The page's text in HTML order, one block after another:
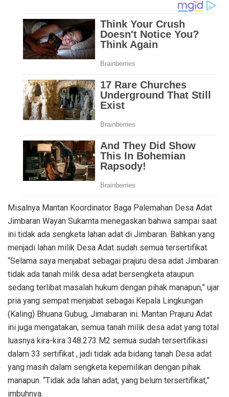
Misalnya Mantan Koordinator Baga Palemahan Desa Adat
Jimbaran Wayan Sukamta menegaskan bahwa sampai saat
ini tidak ada sengketa lahan adat di Jimbaran. Bahkan yang
menjadi lahan milik Desa Adat sudah semua tersertifikat.
“Selama saya menjabat sebagai prajuru desa adat Jimbaran
tidak ada tanah milik desa adat bersengketa ataupun
sedang terlibat masalah hukum dengan pihak manapun,” ujar
pria yang sempat menjabat sebagai Kepala Lingkungan
(Kaling) Bhuana Gubug, Jimabaran ini. Mantan Prajuru Adat
ini juga mengatakan, semua tanah milik desa adat yang total
luasnya kira-kira 348.273 M2 semua sudah tersertifikasi
dalam 33 sertifikat , jadi tidak ada bidang tanah Desa adat
yang masih dalam sengketa kepemilikan dengan pihak
manapun. “Tidak ada lahan adat, yang belum tersertifikat,”
imbuhnya.